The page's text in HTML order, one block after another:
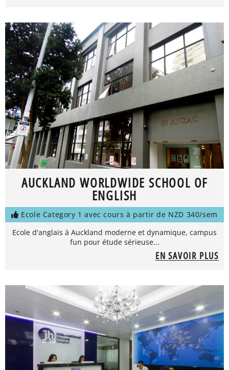
AUCKLAND WORLDWIDE SCHOOL OF
ENGLISH
Ecole Category 1 avec cours à partir de NZD 340/sem
Ecole d'anglais à Auckland moderne et dynamique, campus
fun pour étude sérieuse...
EN SAVOIR PLUS